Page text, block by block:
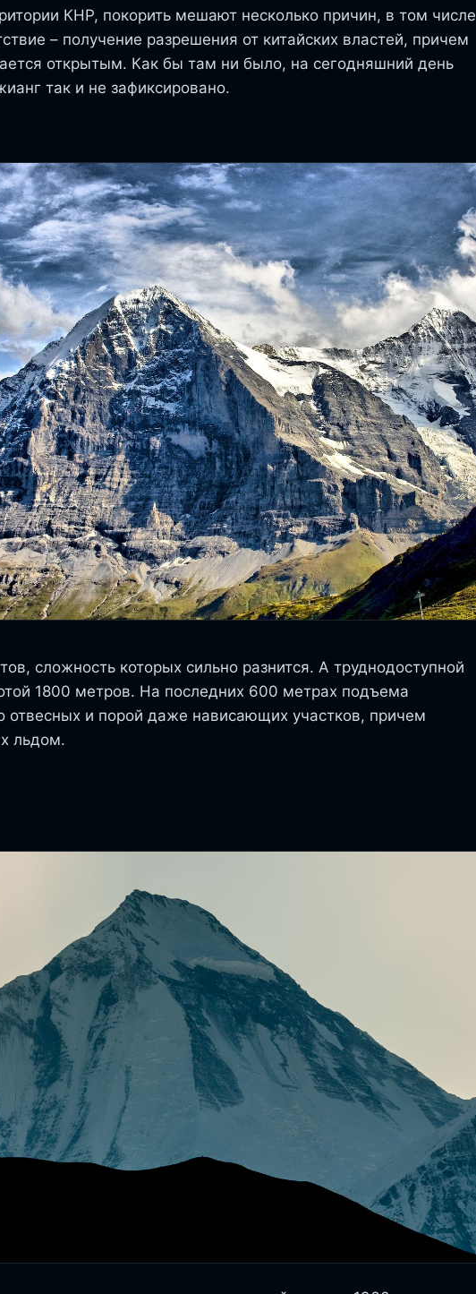
КНР, покорить мешают несколько причин, в том числе
– получение разрешения от китайских властей, причем
открытым. Как бы там ни было, на сегодняшний день
так и не зафиксировано.
сложность которых сильно разнится. А труднодоступной
1800 метров. На последних 600 метрах подъема
отвесных и порой даже нависающих участков, причем
льдом.